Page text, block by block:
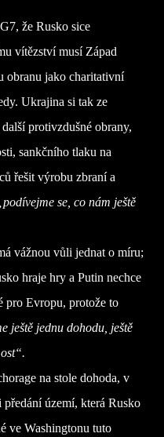
že Rusko sice
vítězství musí Západ
obranu jako charitativní
Ukrajina si tak ze
protivzdušné obrany,
sankčního tlaku na
řešit výrobu zbraní a
„podívejme se, co nám ještě
vážnou vůli jednat o míru;
hraje hry a Putin nechce
pro Evropu, protože to
ještě jednu dohodu, ještě
na stole dohoda, v
území, která Rusko
ve Washingtonu tuto